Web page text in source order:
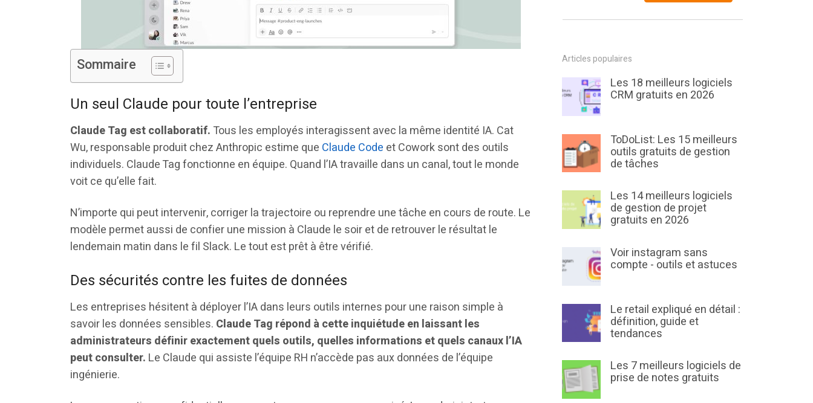
Sommaire
Un seul Claude pour toute l’entreprise
Claude Tag est collaboratif. Tous les employés interagissent avec la même identité IA. Cat
Wu, responsable produit chez Anthropic estime que Claude Code et Cowork sont des outils
individuels. Claude Tag fonctionne en équipe. Quand l’IA travaille dans un canal, tout le monde
voit ce qu’elle fait.
N’importe qui peut intervenir, corriger la trajectoire ou reprendre une tâche en cours de route. Le
modèle permet aussi de confier une mission à Claude le soir et de retrouver le résultat le
lendemain matin dans le fil Slack. Le tout est prêt à être vérifié.
Des sécurités contre les fuites de données
Les entreprises hésitent à déployer l’IA dans leurs outils internes pour une raison simple à
savoir les données sensibles. Claude Tag répond à cette inquiétude en laissant les
administrateurs définir exactement quels outils, quelles informations et quels canaux l’IA
peut consulter. Le Claude qui assiste l’équipe RH n’accède pas aux données de l’équipe
ingénierie.
Articles populaires
Les 18 meilleurs logiciels
CRM gratuits en 2026
ToDoList: Les 15 meilleurs
outils gratuits de gestion
de tâches
Les 14 meilleurs logiciels
de gestion de projet
gratuits en 2026
Voir instagram sans
compte - outils et astuces
Le retail expliqué en détail :
définition, guide et
tendances
Les 7 meilleurs logiciels de
prise de notes gratuits